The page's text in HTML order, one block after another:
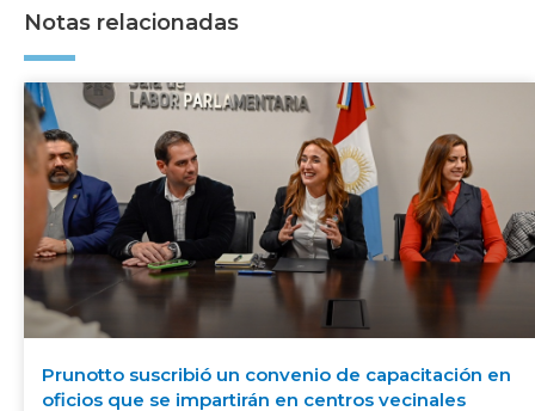
Notas relacionadas
Prunotto suscribió un convenio de capacitación en
oficios que se impartirán en centros vecinales